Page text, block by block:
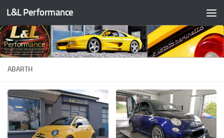
Skip to content
L&L Performance
ABARTH